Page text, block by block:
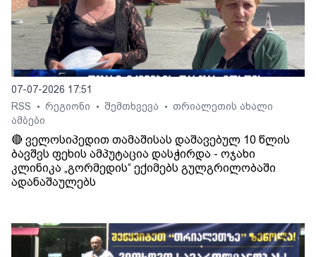
07-07-2026 17:51
RSS
• რეგიონი • შემთხვევა • თრიალეთის ახალი
ამბები
🔴 ველოსიპედით თამაშისას დაშავებულ 10 წლის
ბავშვს ფეხის ამპუტაცია დასჭირდა - ოჯახი
კლინიკა „გორმედის“ ექიმებს გულგრილობაში
ადანაშაულებს